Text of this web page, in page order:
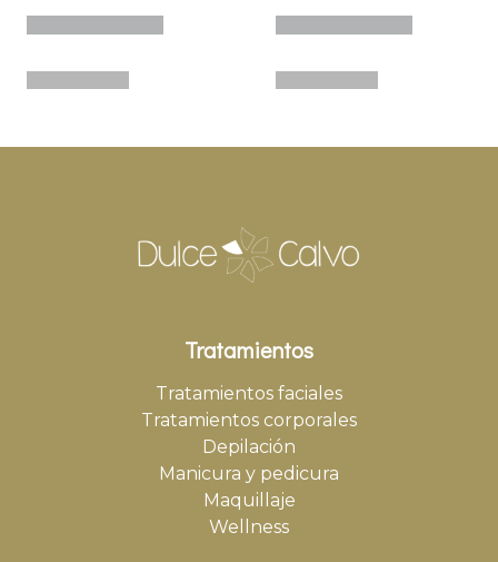
Tratamientos
Tratamientos faciales
Tratamientos corporales
Depilación
Manicura y pedicura
Maquillaje
Wellness